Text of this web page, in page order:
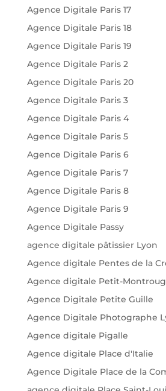
Agence Digitale Paris 17
Agence Digitale Paris 18
Agence Digitale Paris 19
Agence Digitale Paris 2
Agence Digitale Paris 20
Agence Digitale Paris 3
Agence Digitale Paris 4
Agence Digitale Paris 5
Agence Digitale Paris 6
Agence Digitale Paris 7
Agence Digitale Paris 8
Agence Digitale Paris 9
Agence Digitale Passy
agence digitale pâtissier Lyon
Agence digitale Pentes de la
Agence digitale Petit-
Agence Digitale Petite Guille
Agence Digitale Photographe
Agence digitale Pigalle
Agence digitale Place d'Italie
Agence Digitale Place de la